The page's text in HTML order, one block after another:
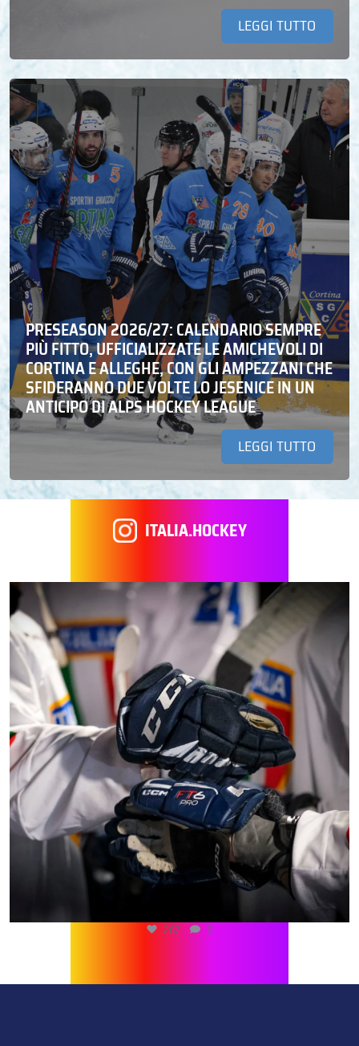
LEGGI TUTTO
PRESEASON 2026/27: CALENDARIO SEMPRE
PIÙ FITTO, UFFICIALIZZATE LE AMICHEVOLI DI
CORTINA E ALLEGHE, CON GLI AMPEZZANI CHE
SFIDERANNO DUE VOLTE LO JESENICE IN UN
ANTICIPO DI ALPS HOCKEY LEAGUE
LEGGI TUTTO
ITALIA.HOCKEY
267 0